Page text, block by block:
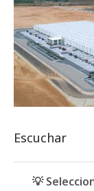
Escuchar
💡